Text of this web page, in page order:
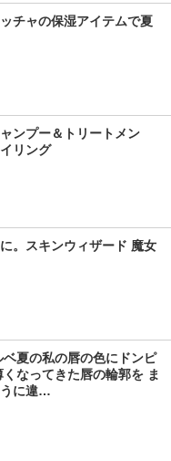
チャの保湿アイテムで夏
ンプー＆トリートメン
リング
。スキンウィザード 魔女
夏の私の唇の色にドンピ
なってきた唇の輪郭を ま
うに違…